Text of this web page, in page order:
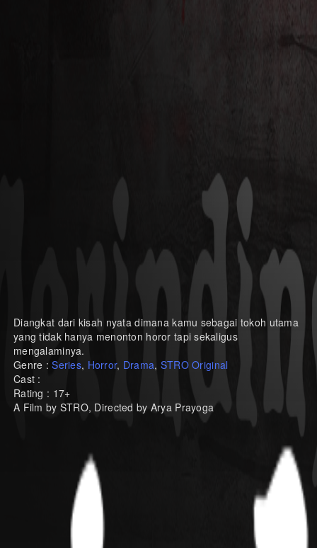
Diangkat dari kisah nyata dimana kamu sebagai tokoh utama
yang tidak hanya menonton horor tapi sekaligus
mengalaminya.
Genre :Series, Horror, Drama, STRO Original
Cast :
Rating : 17+
A Film by STRO, Directed by Arya Prayoga